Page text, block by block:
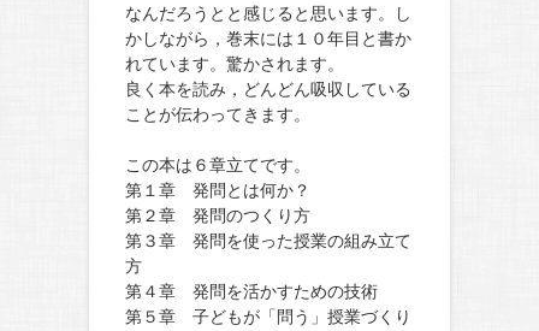
なんだろうとと感じると思います。し
かしながら，巻末には１０年目と書か
れています。驚かされます。
良く本を読み，どんどん吸収している
ことが伝わってきます。
この本は６章立てです。
第１章 発問とは何か？
第２章 発問のつくり方
第３章 発問を使った授業の組み立て
方
第４章 発問を活かすための技術
第５章 子どもが「問う」授業づくり